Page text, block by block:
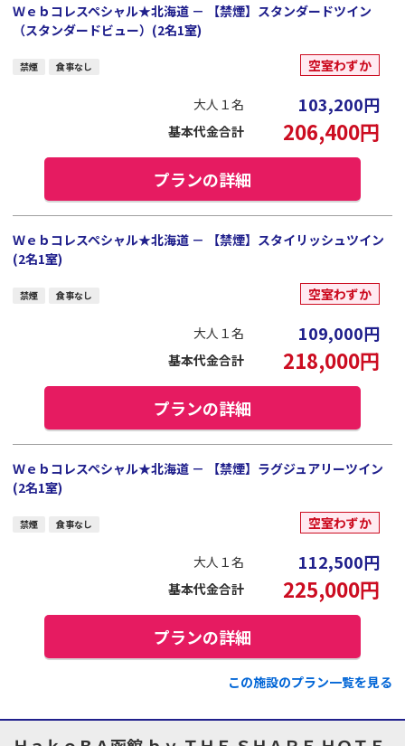
Ｗｅｂコレスペシャル★北海道 － 【禁煙】スタンダードツイン
（スタンダードビュー）(2名1室)
禁煙 食事なし 空室わずか
大人１名 103,200円
基本代金合計 206,400円
プランの詳細
Ｗｅｂコレスペシャル★北海道 － 【禁煙】スタイリッシュツイン
(2名1室)
禁煙 食事なし 空室わずか
大人１名 109,000円
基本代金合計 218,000円
プランの詳細
Ｗｅｂコレスペシャル★北海道 － 【禁煙】ラグジュアリーツイン
(2名1室)
禁煙 食事なし 空室わずか
大人１名 112,500円
基本代金合計 225,000円
プランの詳細
この施設のプラン一覧を見る